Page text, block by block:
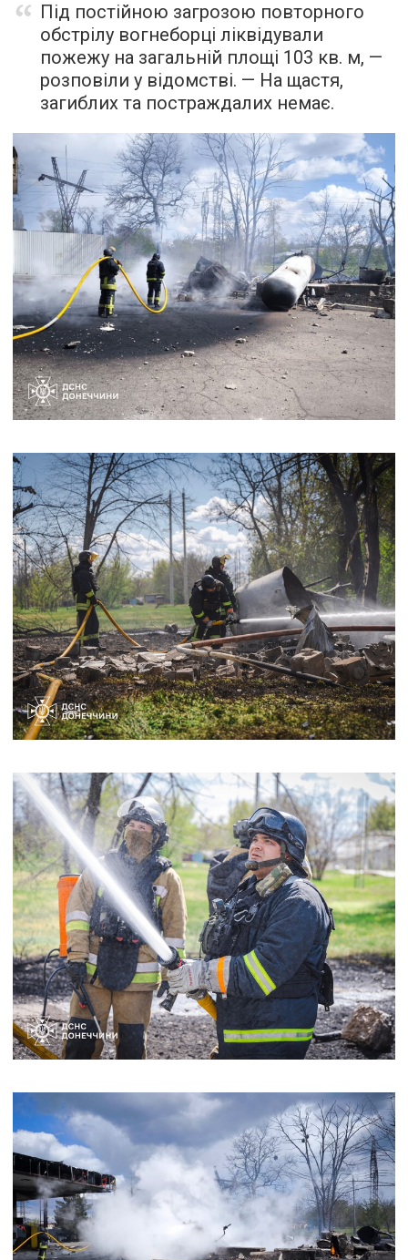
Під постійною загрозою повторного
обстрілу вогнеборці ліквідували
пожежу на загальній площі 103 кв. м, —
розповіли у відомстві. — На щастя,
загиблих та постраждалих немає.